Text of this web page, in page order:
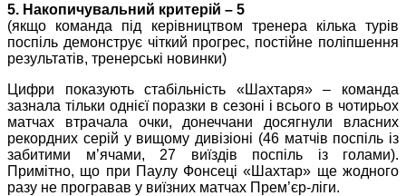
5. Накопичувальний критерій – 5
(якщо команда під керівництвом тренера кілька турів
поспіль демонструє чіткий прогрес, постійне поліпшення
результатів, тренерські новинки)
Цифри показують стабільність «Шахтаря» – команда
зазнала тільки однієї поразки в сезоні і всього в чотирьох
матчах втрачала очки, донеччани досягнули власних
рекордних серій у вищому дивізіоні (46 матчів поспіль із
забитими м’ячами, 27 виїздів поспіль із голами).
Примітно, що при Паулу Фонсеці «Шахтар» ще жодного
разу не програвав у виїзних матчах Прем’єр-ліги.